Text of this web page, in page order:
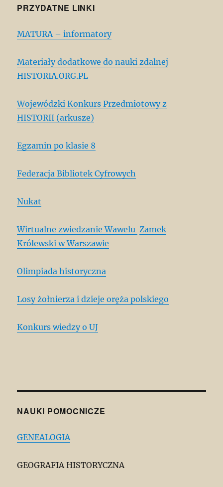
PRZYDATNE LINKI
MATURA – informatory
Materiały dodatkowe do nauki zdalnej
HISTORIA.ORG.PL
Wojewódzki Konkurs Przedmiotowy z
HISTORII (arkusze)
Egzamin po klasie 8
Federacja Bibliotek Cyfrowych
Nukat
Wirtualne zwiedzanie Wawelu Zamek
Królewski w Warszawie
Olimpiada historyczna
Losy żołnierza i dzieje oręża polskiego
Konkurs wiedzy o UJ
NAUKI POMOCNICZE
GENEALOGIA
GEOGRAFIA HISTORYCZNA